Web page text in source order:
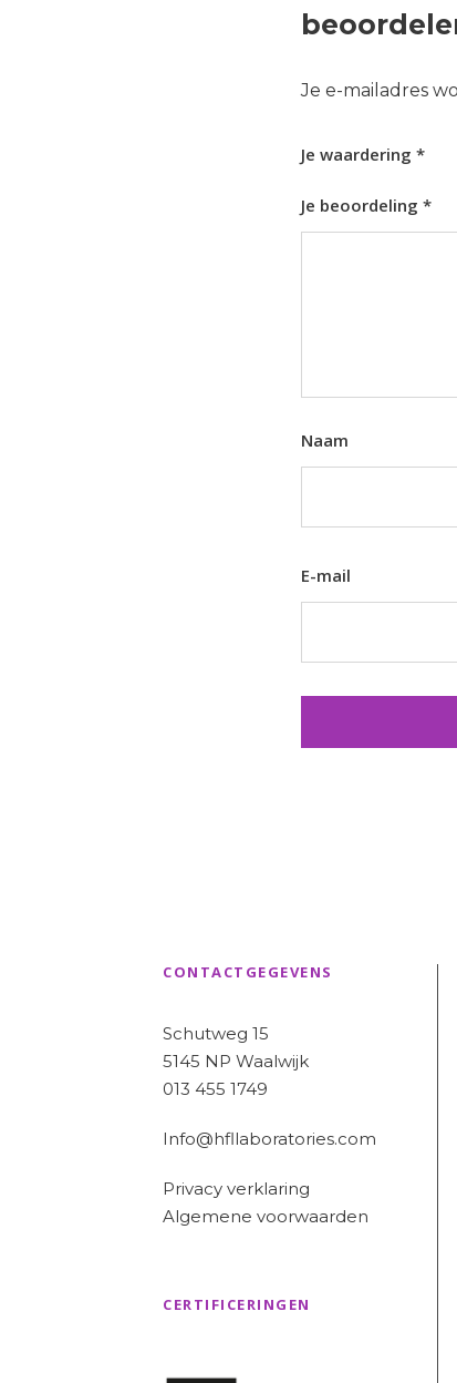
Je e-mailadres
Je waardering *
Je beoordeling *
Naam
E-mail
CONTACTGEGEVENS
Schutweg 15
5145 NP Waalwijk
013 455 1749
Info@hfllaboratories.com
Privacy verklaring
Algemene voorwaarden
CERTIFICERINGEN